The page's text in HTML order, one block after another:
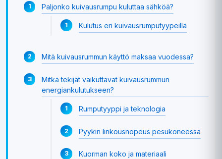
Paljonko kuivausrumpu kuluttaa sähköä?
Kulutus eri kuivausrumputyypeillä
Mitä kuivausrummun käyttö maksaa vuodessa?
Mitkä tekijät vaikuttavat kuivausrummun
energiankulutukseen?
Rumputyyppi ja teknologia
Pyykin linkousnopeus pesukoneessa
Kuorman koko ja materiaali